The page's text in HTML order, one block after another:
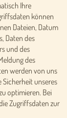
Ihre
können
Dateien, Datum
Daten des
und des
des
werden von uns
unseres
optimieren. Bei
Zugriffsdaten zur